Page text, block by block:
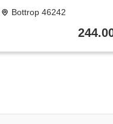
Bottrop 46242